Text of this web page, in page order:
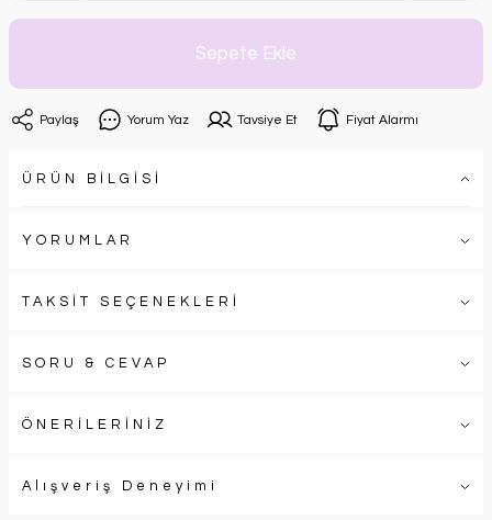
Sepete Ekle
Paylaş Yorum Yaz Tavsiye Et Fiyat Alarmı
ÜRÜN BİLGİSİ
YORUMLAR
TAKSİT SEÇENEKLERİ
SORU & CEVAP
ÖNERİLERİNİZ
Alışveriş Deneyimi